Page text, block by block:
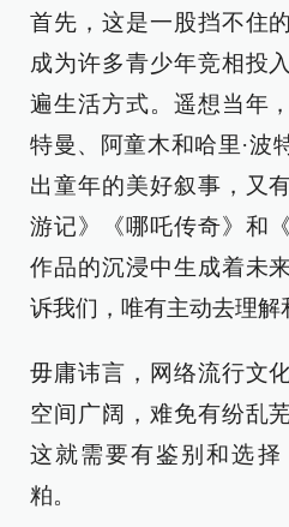
首先，这是一股挡不住
成为许多青少年竞相投
遍生活方式。遥想当年
特曼、阿童木和哈里·波
出童年的美好叙事，又
游记》《哪吒传奇》和
作品的沉浸中生成着未
诉我们，唯有主动去理解
毋庸讳言，网络流行文
空间广阔，难免有纷乱
这就需要有鉴别和选
粕。